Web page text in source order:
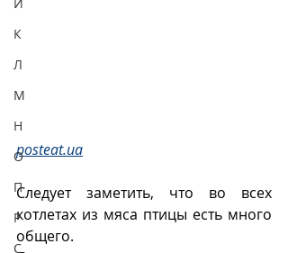
К
Л
М
Н
О
П
Р
С
posteat.ua
Следует заметить, что во всех
котлетах из мяса птицы есть много
общего.